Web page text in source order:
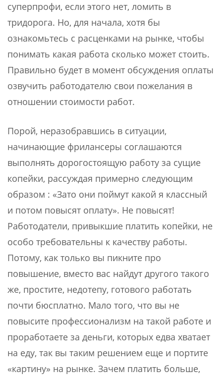
суперпрофи, если этого нет, ломить в
тридорога. Но, для начала, хотя бы
ознакомьтесь с расценками на рынке, чтобы
понимать какая работа сколько может стоить.
Правильно будет в момент обсуждения оплаты
озвучить работодателю свои пожелания в
отношении стоимости работ.
Порой, неразобравшись в ситуации,
начинающие фрилансеры соглашаются
выполнять дорогостоящую работу за сущие
копейки, рассуждая примерно следующим
образом : «Зато они поймут какой я классный
и потом повысят оплату». Не повысят!
Работодатели, привыкшие платить копейки, не
особо требовательны к качеству работы.
Потому, как только вы пикните про
повышение, вместо вас найдут другого такого
же, простите, недотепу, готового работать
почти бюсплатно. Мало того, что вы не
повысите профессионализм на такой работе и
проработаете за деньги, которых едва хватает
на еду, так вы таким решением еще и портите
«картину» на рынке. Зачем платить больше,